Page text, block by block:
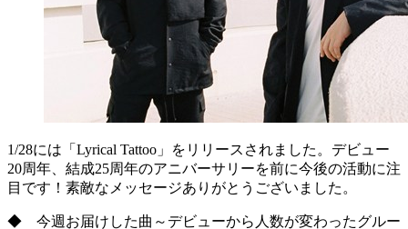
1/28には「Lyrical Tattoo」をリリースされました。デビュー
20周年、結成25周年のアニバーサリーを前に今後の活動に注
目です！素敵なメッセージありがとうございました。
◆ 今週お届けした曲～デビューから人数が変わったグルー